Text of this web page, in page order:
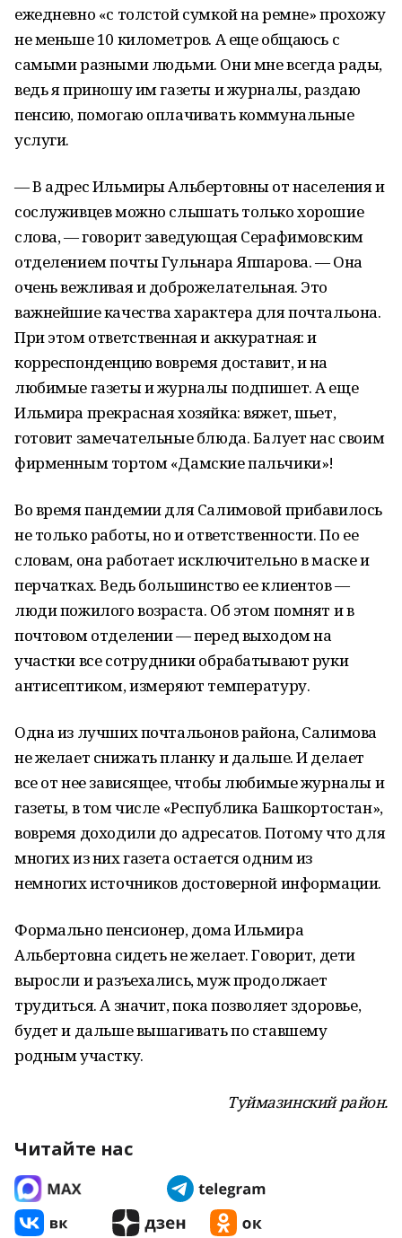
ежедневно «с толстой сумкой на ремне» прохожу
не меньше 10 километров. А еще общаюсь с
самыми разными людьми. Они мне всегда рады,
ведь я приношу им газеты и журналы, раздаю
пенсию, помогаю оплачивать коммунальные
услуги.
— В адрес Ильмиры Альбертовны от населения и
сослуживцев можно слышать только хорошие
слова, — говорит заведующая Серафимовским
отделением почты Гульнара Яппарова. — Она
очень вежливая и доброжелательная. Это
важнейшие качества характера для почтальона.
При этом ответственная и аккуратная: и
корреспонденцию вовремя доставит, и на
любимые газеты и журналы подпишет. А еще
Ильмира прекрасная хозяйка: вяжет, шьет,
готовит замечательные блюда. Балует нас своим
фирменным тортом «Дамские пальчики»!
Во время пандемии для Салимовой прибавилось
не только работы, но и ответственности. По ее
словам, она работает исключительно в маске и
перчатках. Ведь большинство ее клиентов —
люди пожилого возраста. Об этом помнят и в
почтовом отделении — перед выходом на
участки все сотрудники обрабатывают руки
антисептиком, измеряют температуру.
Одна из лучших почтальонов района, Салимова
не желает снижать планку и дальше. И делает
все от нее зависящее, чтобы любимые журналы и
газеты, в том числе «Республика Башкортостан»,
вовремя доходили до адресатов. Потому что для
многих из них газета остается одним из
немногих источников достоверной информации.
Формально пенсионер, дома Ильмира
Альбертовна сидеть не желает. Говорит, дети
выросли и разъехались, муж продолжает
трудиться. А значит, пока позволяет здоровье,
будет и дальше вышагивать по ставшему
родным участку.
Туймазинский район.
Читайте нас